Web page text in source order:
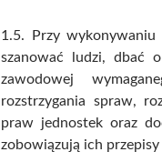
1.5. Przy
szanować ludzi, dbać
zawodowej
rozstrzygania spraw,
praw jednostek oraz
zobowiązują ich